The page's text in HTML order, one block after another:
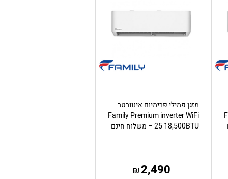
מזגן פמילי פרימיום אינוורטר
Family Premium inverter WiFi
25 18,500BTU – משלוח חינם
2,490
₪